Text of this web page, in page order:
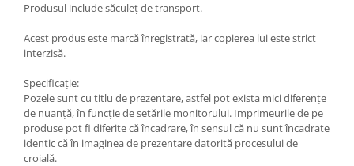
Produsul include săculeț de transport.
Acest produs este marcă înregistrată, iar copierea lui este strict
interzisă.
Specificație:
Pozele sunt cu titlu de prezentare, astfel pot exista mici diferențe
de nuanță, în funcție de setările monitorului. Imprimeurile de pe
produse pot fi diferite că încadrare, în sensul că nu sunt încadrate
identic că în imaginea de prezentare datorită procesului de
croială.